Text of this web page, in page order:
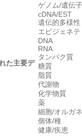
た主要デ
ゲノム/遺伝子
cDNA/EST
遺伝的多様性
エピジェネテ
DNA
RNA
タンパク質
糖質
脂質
代謝物
化学物質
薬
細胞/オルガ
個体/種
健康/疾患